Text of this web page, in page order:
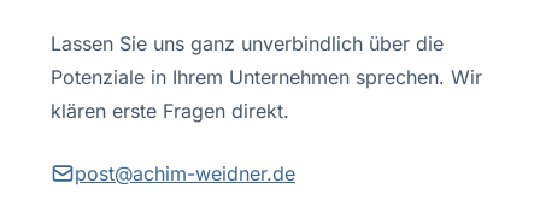
Lassen Sie uns ganz unverbindlich über die
Potenziale in Ihrem Unternehmen sprechen. Wir
klären erste Fragen direkt.
post@achim-weidner.de